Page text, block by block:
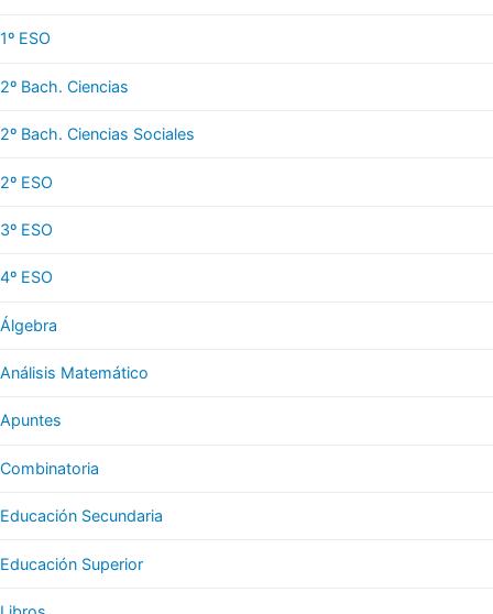
1º ESO
2º Bach. Ciencias
2º Bach. Ciencias Sociales
2º ESO
3º ESO
4º ESO
Álgebra
Análisis Matemático
Apuntes
Combinatoria
Educación Secundaria
Educación Superior